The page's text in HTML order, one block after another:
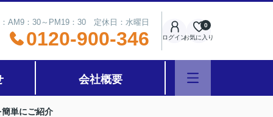
AM9：30～PM19：30 定休日：水曜日
0120-900-346 ログインお気に入り
0
会社概要
単にご紹介